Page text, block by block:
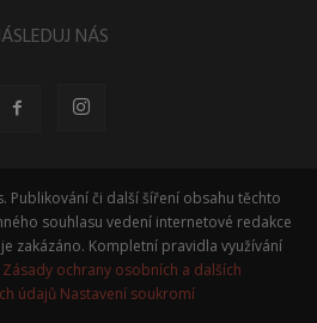
NÁS
Publikování či další šíření obsahu těchto
souhlasu vedení internetové redakce
zakázáno. Kompletní pravidla využívání
Zásady ochrany osobních a dalších
údajů Nastavení soukromí